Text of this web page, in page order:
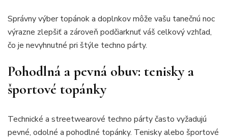
Správny výber topánok a doplnkov môže vašu tanečnú noc
výrazne zlepšiť a zároveň podčiarknuť váš celkový vzhľad,
čo je nevyhnutné pri štýle techno párty.
Pohodlná a pevná obuv: tenisky a
športové topánky
Technické a streetwearové techno párty často vyžadujú
pevné, odolné a pohodlné topánky. Tenisky alebo športové